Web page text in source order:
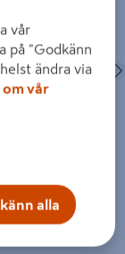
EHL PROLIST
vår
på "Godkänn
ändra via
om vår
alla